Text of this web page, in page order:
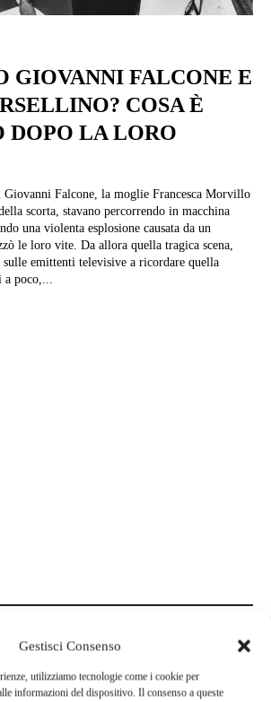
Gestisci Consenso
utilizziamo tecnologie come i cookie per
informazioni del dispositivo. Il consenso a queste
GIOVANNI FALCONE E
COSA È
DOPO LA LORO
Falcone, la moglie Francesca Morvillo
scorta, stavano percorrendo in macchina
una violenta esplosione causata da un
le loro vite. Da allora quella tragica scena,
emittenti televisive a ricordare quella
poco,...
arriva su Prime Video, squali e claustrofobia nel
una vacanza diventa una trappola
torna al cinema | Il sequel di Fall cambia